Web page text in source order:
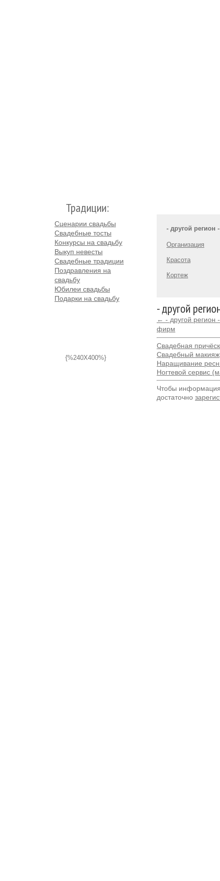
Традиции:
Сценарии свадьбы
Свадебные тосты
Конкурсы на свадьбу
Выкуп невесты
Свадебные традиции
Поздравления на
свадьбу
Юбилеи свадьбы
Подарки на свадьбу
{%240X400%}
- другой регион -
Организация
Красота
Кортеж
- другой
← - другой регион
фирм
Свадебная
Свадебный макияж
Наращивание
Ногтевой сервис
Чтобы
достаточно